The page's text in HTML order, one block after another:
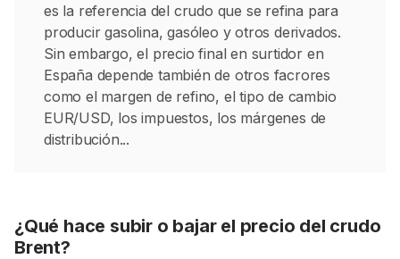
es la referencia del crudo que se refina para
producir gasolina, gasóleo y otros derivados.
Sin embargo, el precio final en surtidor en
España depende también de otros facrores
como el margen de refino, el tipo de cambio
EUR/USD, los impuestos, los márgenes de
distribución...
¿Qué hace subir o bajar el precio del crudo
Brent?